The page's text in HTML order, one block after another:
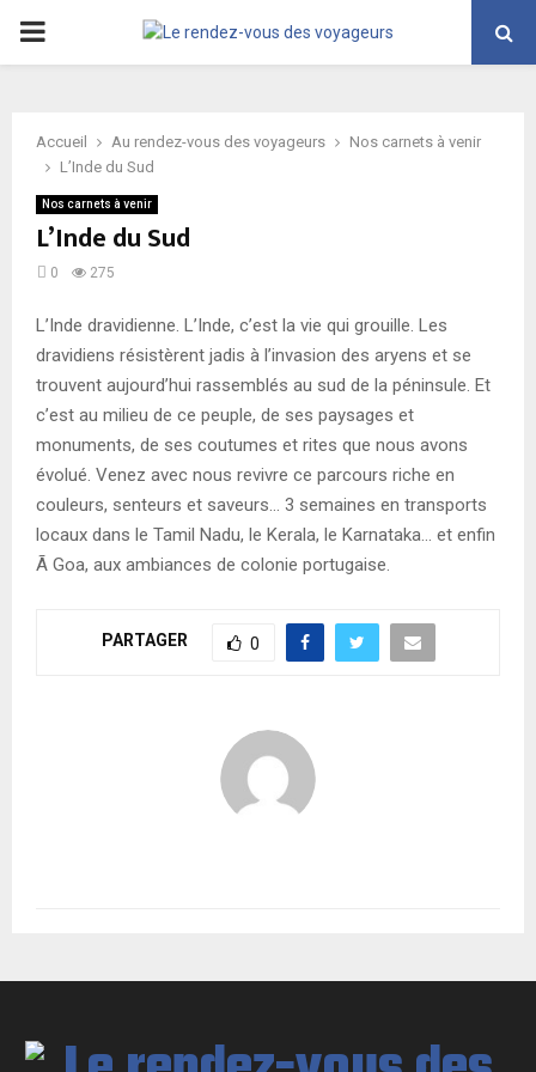
PRIMARY
Accueil Au rendez-vous des voyageurs
Nos carnets à venir
L’Inde du Sud
Nos carnets à venir
L’Inde du Sud
0 275
L’Inde dravidienne. L’Inde, c’est la vie qui grouille. Les
dravidiens résistèrent jadis à l’invasion des aryens et se
trouvent aujourd’hui rassemblés au sud de la péninsule. Et
c’est au milieu de ce peuple, de ses paysages et
monuments, de ses coutumes et rites que nous avons
évolué. Venez avec nous revivre ce parcours riche en
couleurs, senteurs et saveurs… 3 semaines en transports
locaux dans le Tamil Nadu, le Kerala, le Karnataka… et enfin
Ã Goa, aux ambiances de colonie portugaise.
PARTAGER 0